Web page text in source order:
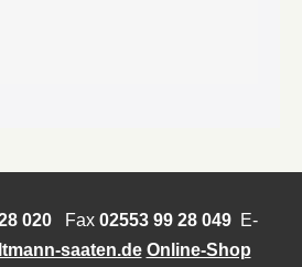
020Fax 02553 99 28 049E-
saaten.de Online-Shop